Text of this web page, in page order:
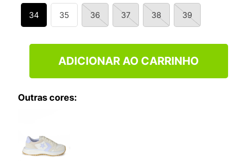
34 35 36 37 38 39
ADICIONAR AO CARRINHO
Outras cores: